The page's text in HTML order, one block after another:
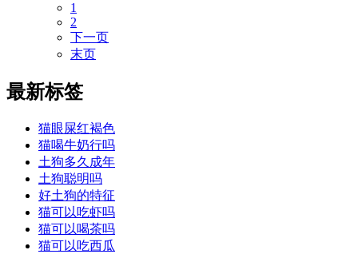
1
2
下一页
末页
最新标签
猫眼屎红褐色
猫喝牛奶行吗
土狗多久成年
土狗聪明吗
好土狗的特征
猫可以吃虾吗
猫可以喝茶吗
猫可以吃西瓜